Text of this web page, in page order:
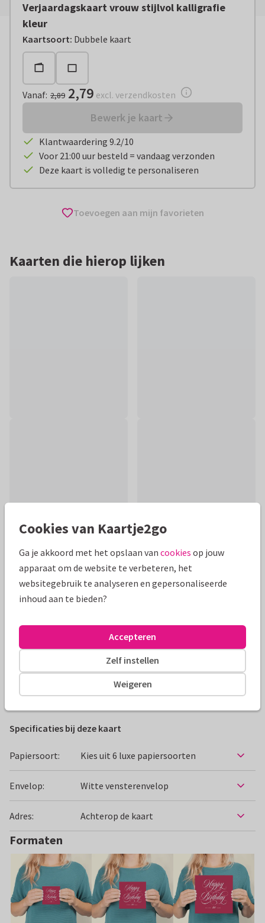
Verjaardagskaart vrouw stijlvol kalligrafie
kleur
Kaartsoort: Dubbele kaart
Vanaf:€ 2,79 excl. verzendkosten
Vanaf: 2,89 2,79 excl. verzendkosten
Bewerk je kaart
Klantwaardering 9.2/10
Voor 21:00 uur besteld = vandaag verzonden
Deze kaart is volledig te personaliseren
Toevoegen aan mijn favorieten
Kaarten die hierop lijken
Productinformatie
Een stijlvolle algemene verjaardagskaart met
Alle kaarten zijn helemaal naar wens aan te passen
Verjaardagskaarten Paperhugs - by Lidy Leeftijd
Specificaties bij deze kaart
Papiersoort: Kies uit 6 luxe papiersoorten
Envelop: Witte vensterenvelop
Adres: Achterop de kaart
Formaten
Cookies van Kaartje2go
Ga je akkoord met het opslaan van cookies op jouw
apparaat om de website te verbeteren, het
websitegebruik te analyseren en gepersonaliseerde
inhoud aan te bieden?
Weigeren
Zelf instellen
Accepteren